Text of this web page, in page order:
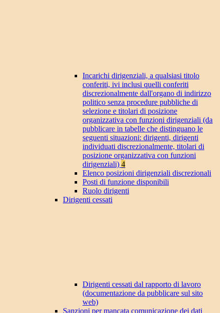
Incarichi dirigenziali, a qualsiasi titolo
conferiti, ivi inclusi quelli conferiti
discrezionalmente dall'organo di indirizzo
politico senza procedure pubbliche di
selezione e titolari di posizione
organizzativa con funzioni dirigenziali (da
pubblicare in tabelle che distinguano le
seguenti situazioni: dirigenti, dirigenti
individuati discrezionalmente, titolari di
posizione organizzativa con funzioni
dirigenziali) 4
Elenco posizioni dirigenziali discrezionali
Posti di funzione disponibili
Ruolo dirigenti
Dirigenti cessati
Dirigenti cessati dal rapporto di lavoro
(documentazione da pubblicare sul sito
web)
Sanzioni per mancata comunicazione dei dati